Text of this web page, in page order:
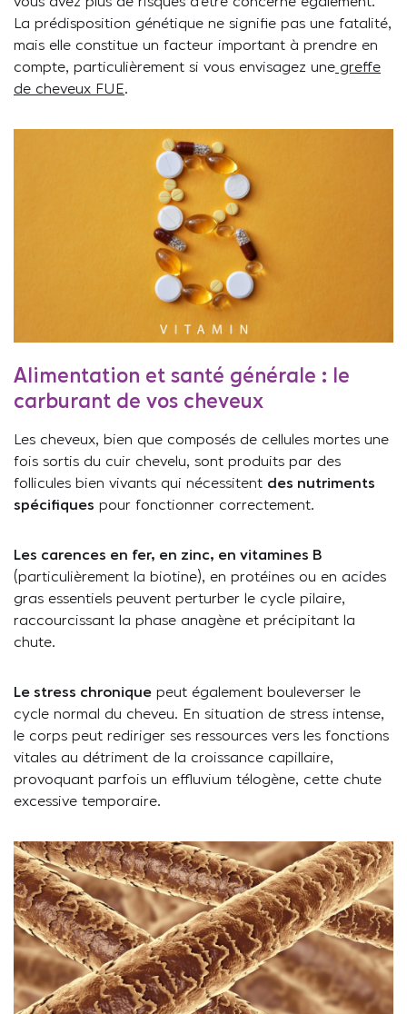
La prédisposition génétique ne signifie pas une fatalité,
mais elle constitue un facteur important à prendre en
compte, particulièrement si vous envisagez unegreffe
de cheveux FUE.
Alimentation et santé générale : le
carburant de vos cheveux
Les cheveux, bien que composés de cellules mortes une
fois sortis du cuir chevelu, sont produits par des
follicules bien vivants qui nécessitent des nutriments
spécifiques pour fonctionner correctement.
Les carences en fer, en zinc, en vitamines B
(particulièrement la biotine), en protéines ou en acides
gras essentiels peuvent perturber le cycle pilaire,
raccourcissant la phase anagène et précipitant la
chute.
Le stress chronique peut également bouleverser le
cycle normal du cheveu. En situation de stress intense,
le corps peut rediriger ses ressources vers les fonctions
vitales au détriment de la croissance capillaire,
provoquant parfois un effluvium télogène, cette chute
excessive temporaire.